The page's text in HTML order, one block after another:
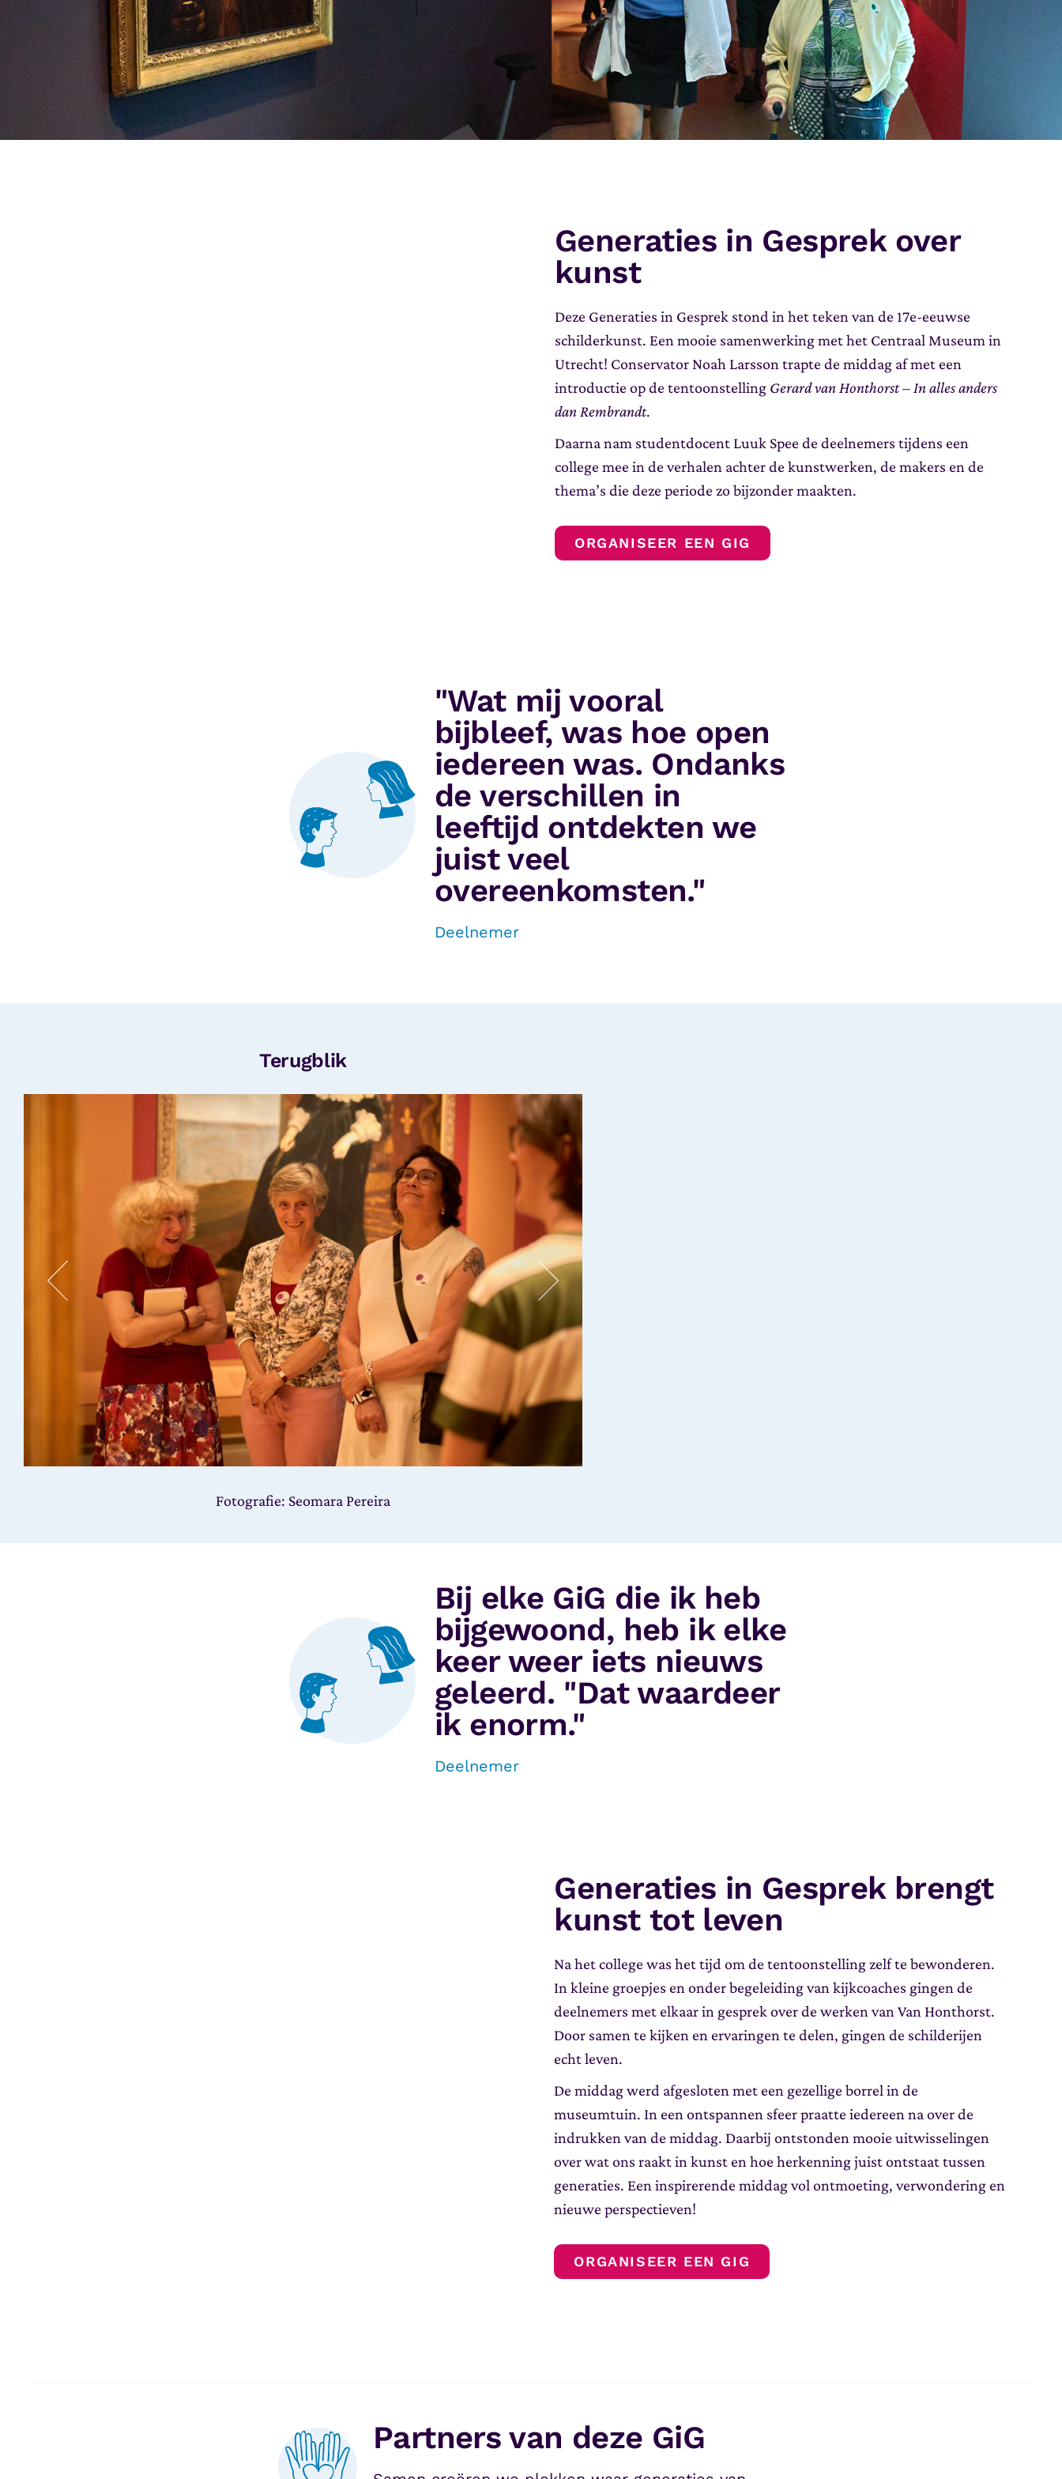
Generaties in Gesprek over
kunst
Deze Generaties in Gesprek stond in het teken van de 17e-eeuwse
schilderkunst. Een mooie samenwerking met het Centraal Museum in
Utrecht! Conservator Noah Larsson trapte de middag af met een
introductie op de tentoonstelling Gerard van Honthorst – In alles anders
dan Rembrandt.
Daarna nam studentdocent Luuk Spee de deelnemers tijdens een
college mee in de verhalen achter de kunstwerken, de makers en de
thema’s die deze periode zo bijzonder maakten.
ORGANISEER EEN GIG
"Wat mij vooral
bijbleef, was hoe open
iedereen was. Ondanks
de verschillen in
leeftijd ontdekten we
juist veel
overeenkomsten."
Deelnemer
Terugblik
Fotografie: Seomara Pereira
Bij elke GiG die ik heb
bijgewoond, heb ik elke
keer weer iets nieuws
geleerd. "Dat waardeer
ik enorm."
Deelnemer
Generaties in Gesprek brengt
kunst tot leven
Na het college was het tijd om de tentoonstelling zelf te bewonderen.
In kleine groepjes en onder begeleiding van kijkcoaches gingen de
deelnemers met elkaar in gesprek over de werken van Van Honthorst.
Door samen te kijken en ervaringen te delen, gingen de schilderijen
echt leven.
De middag werd afgesloten met een gezellige borrel in de
museumtuin. In een ontspannen sfeer praatte iedereen na over de
indrukken van de middag. Daarbij ontstonden mooie uitwisselingen
over wat ons raakt in kunst en hoe herkenning juist ontstaat tussen
generaties. Een inspirerende middag vol ontmoeting, verwondering en
nieuwe perspectieven!
ORGANISEER EEN GIG
Partners van deze GiG